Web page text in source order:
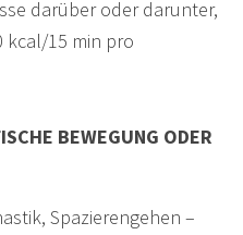
darüber oder darunter,
kcal/15 min pro
BEWEGUNG ODER
Spazierengehen –